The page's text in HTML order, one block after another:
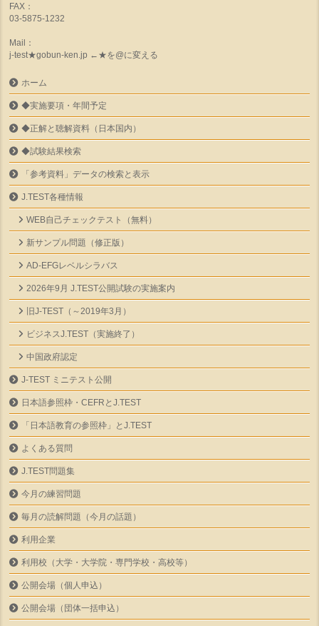
FAX：
03-5875-1232
Mail：
j-test★gobun-ken.jp ←★を@に変える
ホーム
◆実施要項・年間予定
◆正解と聴解資料（日本国内）
◆試験結果検索
「参考資料」データの検索と表示
J.TEST各種情報
WEB自己チェックテスト（無料）
新サンプル問題（修正版）
AD-EFGレベルシラバス
2026年9月 J.TEST公開試験の実施案内
旧J-TEST（～2019年3月）
ビジネスJ.TEST（実施終了）
中国政府認定
J-TEST ミニテスト公開
日本語参照枠・CEFRとJ.TEST
「日本語教育の参照枠」とJ.TEST
よくある質問
J.TEST問題集
今月の練習問題
毎月の読解問題（今月の話題）
利用企業
利用校（大学・大学院・専門学校・高校等）
公開会場（個人申込）
公開会場（団体一括申込）